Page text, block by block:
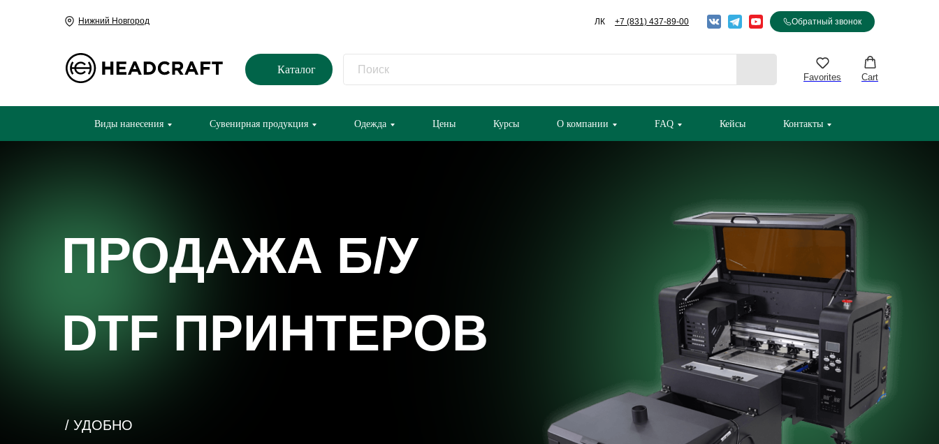
+7 (831) 437-89-00
Нижний Новгород ЛК Обратный звонок
Каталог
Favorites Cart
Виды нанесения Сувенирная продукция Одежда Цены Курсы О компании FAQ Кейсы Контакты
/ УДОБНО
ПРОДАЖА Б/У
DTF ПРИНТЕРОВ